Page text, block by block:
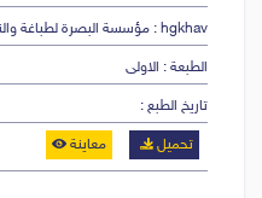
hgkhav : مؤسسة البصرة لطباغة والنشر
الطبعة : الاولى
تاريخ الطبع :
تحميل معاينة